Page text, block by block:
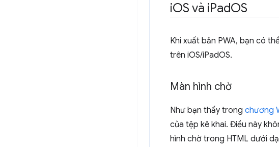
iOS và iPadOS
Khi xuất bản PWA, bạn có
trên iOS/iPadOS.
Màn hình chờ
Như bạn thấy trong chương
của tệp kê khai. Điều này
hình chờ trong HTML dưới